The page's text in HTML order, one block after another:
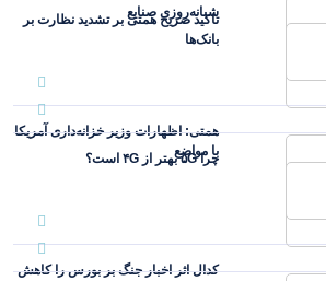
شبانه‌روزی صنایع
همتی: اظهارات وزیر خزانه‌داری آمریکا
با مواضع
کدال اثر اخبار جنگ بر بورس را کاهش
تاکید صریح همتی بر تشدید نظارت بر
بانک‌ها
چرا ۵G بهتر از ۴G است؟